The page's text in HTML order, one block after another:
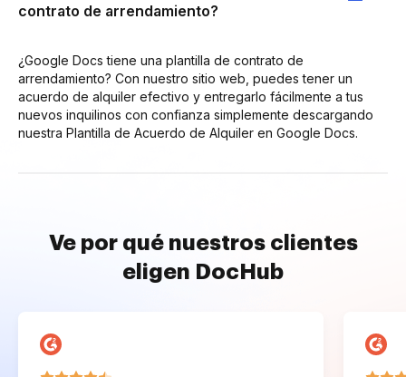
contrato de arrendamiento?
¿Google Docs tiene una plantilla de contrato de
arrendamiento? Con nuestro sitio web, puedes tener un
acuerdo de alquiler efectivo y entregarlo fácilmente a tus
nuevos inquilinos con confianza simplemente descargando
nuestra Plantilla de Acuerdo de Alquiler en Google Docs.
Ve por qué nuestros clientes
eligen DocHub